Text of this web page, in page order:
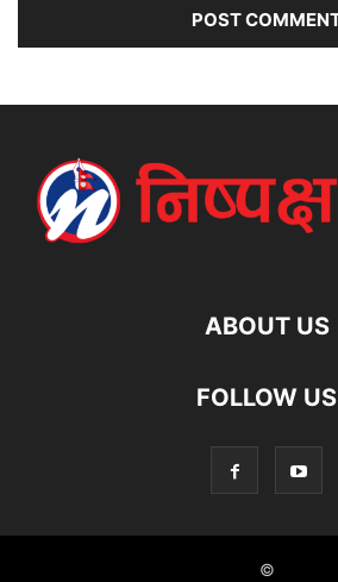
ABOUT US
FOLLOW US
©